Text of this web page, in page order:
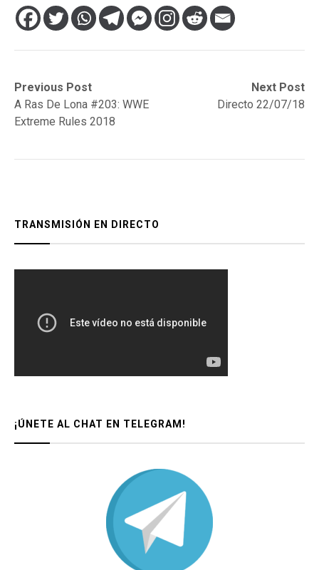
Navegación
de
entradas
Previous Post
Previous
post:A Ras De Lona #203: WWE
Extreme Rules 2018
Next Post
Next
post:
Directo 22/07/18
TRANSMISIÓN EN DIRECTO
¡ÚNETE AL CHAT EN TELEGRAM!